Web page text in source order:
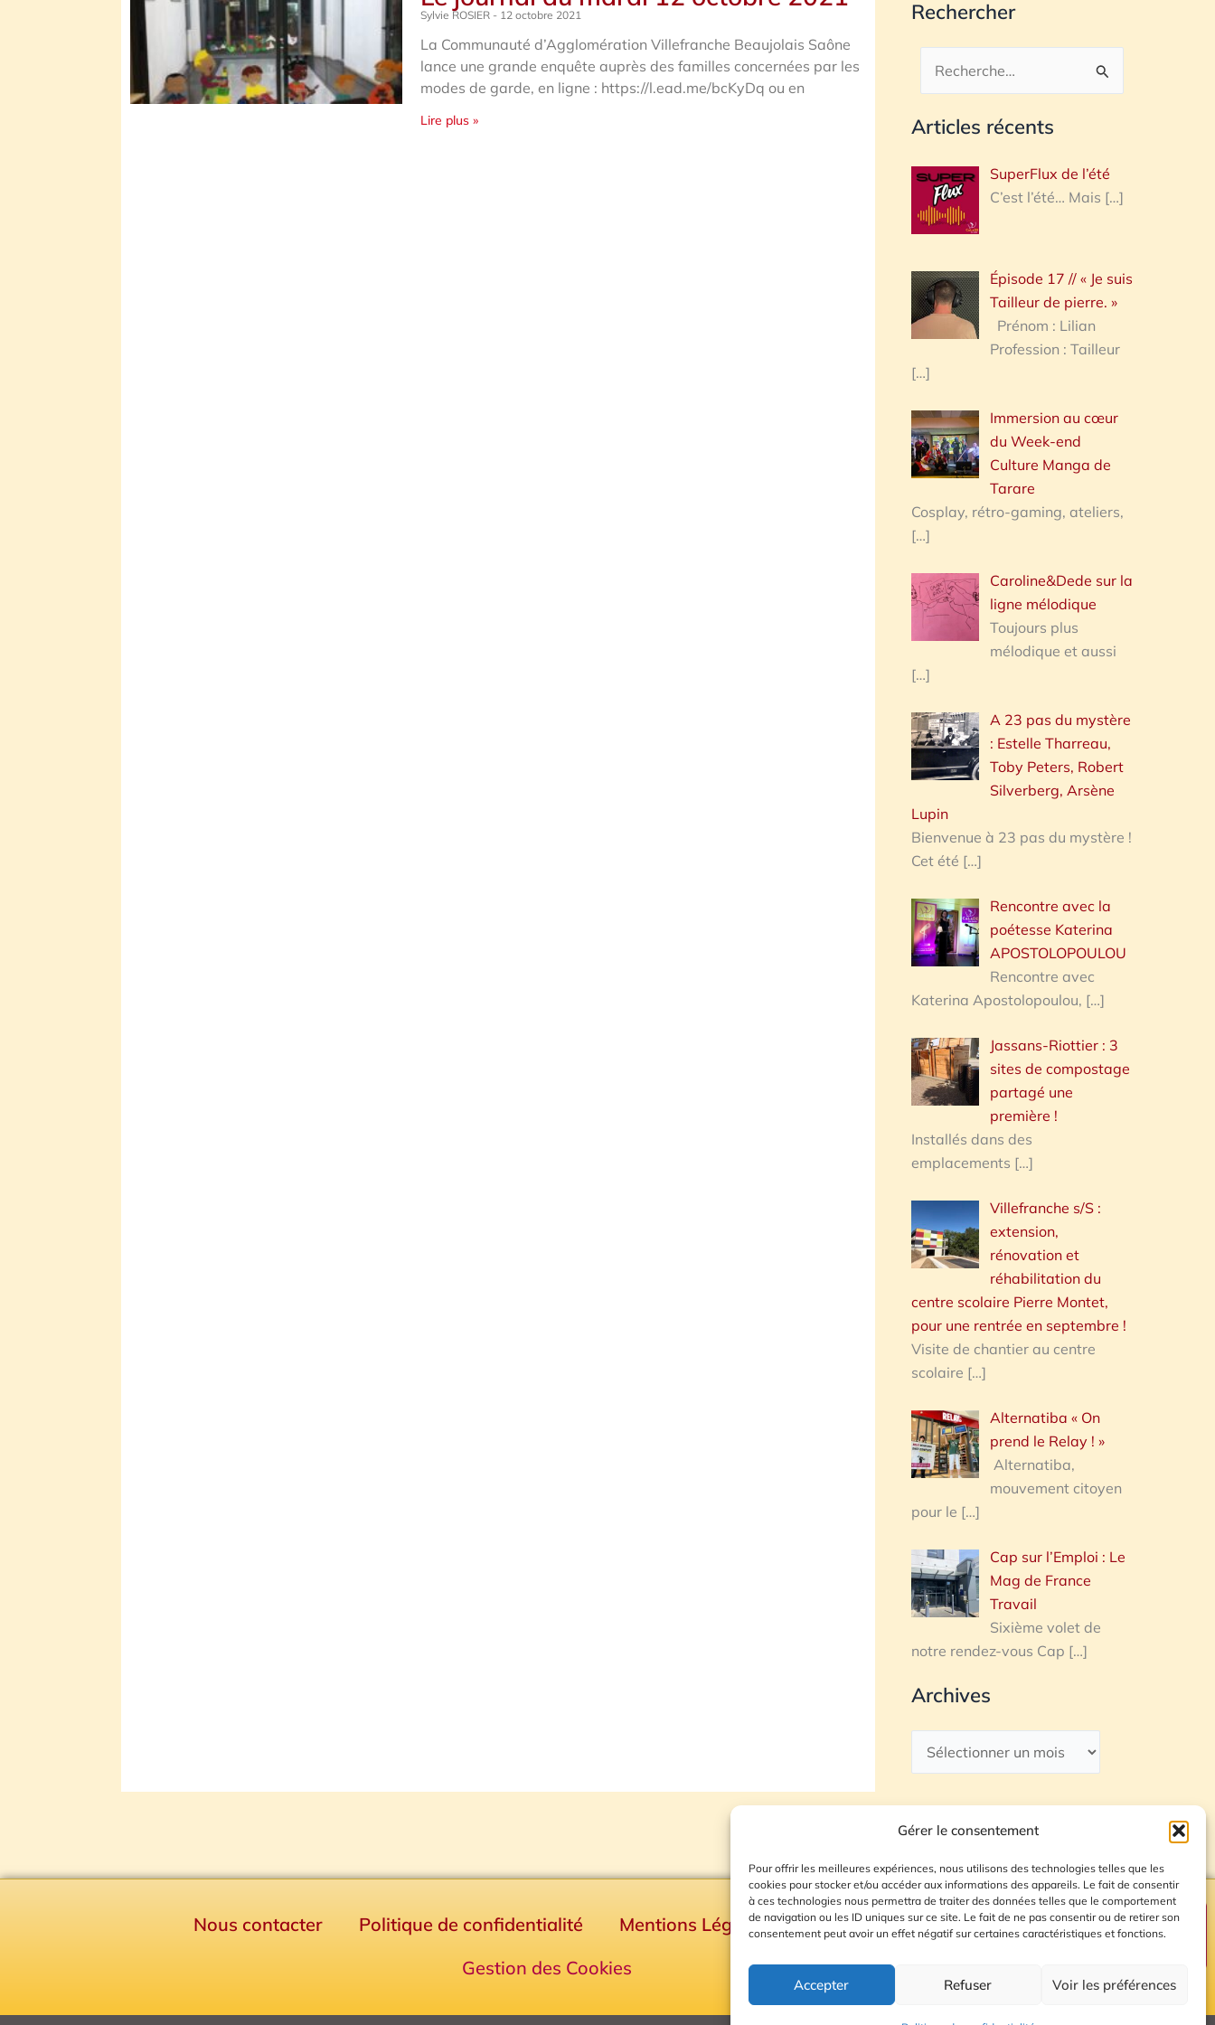
Gérer le consentement
Pour offrir les meilleures expériences, nous utilisons des technologies telles que les
cookies pour stocker et/ou accéder aux informations des appareils. Le fait de consentir
à ces technologies nous permettra de traiter des données telles que le comportement
de navigation ou les ID uniques sur ce site. Le fait de ne pas consentir ou de retirer son
consentement peut avoir un effet négatif sur certaines caractéristiques et fonctions.
Accepter Refuser Voir les préférences
Sylvie ROSIER 12 octobre 2021
La Communauté d’Agglomération Villefranche Beaujolais Saône
lance une grande enquête auprès des familles concernées par les
modes de garde, en ligne : https://l.ead.me/bcKyDq ou en
Lire plus »
Rechercher
Rechercher :
Articles récents
SuperFlux de l’été
C’est l’été… Mais […]
Épisode 17 // « Je suis
Tailleur de pierre. »
Prénom : Lilian
Profession : Tailleur
[…]
Immersion au cœur
du Week-end
Culture Manga de
Tarare
Cosplay, rétro-gaming, ateliers,
[…]
Caroline&Dede sur la
ligne mélodique
Toujours plus
mélodique et aussi
[…]
A 23 pas du mystère
: Estelle Tharreau,
Toby Peters, Robert
Silverberg, Arsène
Lupin
Bienvenue à 23 pas du mystère !
Cet été […]
Rencontre avec la
poétesse Katerina
APOSTOLOPOULOU
Rencontre avec
Katerina Apostolopoulou, […]
Jassans-Riottier : 3
sites de compostage
partagé une
première !
Installés dans des
emplacements […]
Villefranche s/S :
extension,
rénovation et
réhabilitation du
centre scolaire Pierre Montet,
pour une rentrée en septembre !
Visite de chantier au centre
scolaire […]
Alternatiba « On
prend le Relay ! »
Alternatiba,
mouvement citoyen
pour le […]
Cap sur l’Emploi : Le
Mag de France
Travail
Sixième volet de
notre rendez-vous Cap […]
Archives
Nous contacter Politique de confidentialité Mentions Légales
Plan du site
Gestion des Cookies